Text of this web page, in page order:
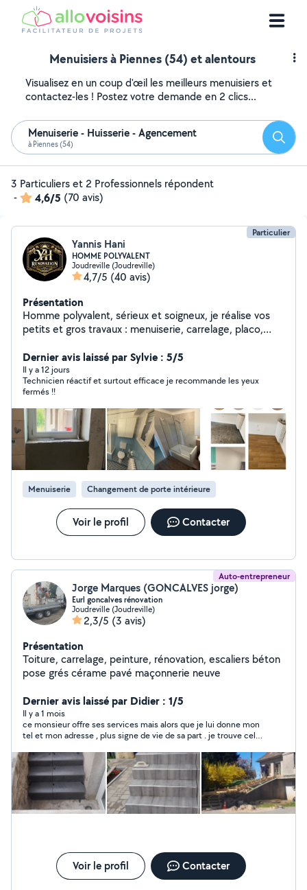
Menuisiers à Piennes (54) et alentours
Visualisez en un coup d'œil les meilleurs menuisiers et
contactez-les ! Postez votre demande en 2 clics...
Menuiserie - Huisserie - Agencement
à Piennes (54)
3 Particuliers et 2 Professionnels répondent
-
4,6/5 (70 avis)
Particulier
Yannis Hani
HOMME POLYVALENT
Joudreville (Joudreville)
4,7/5 (40 avis)
Présentation
Homme polyvalent, sérieux et soigneux, je réalise vos
petits et gros travaux : menuiserie, carrelage, placo,
et dépannages divers. Travail propre, tarifs raisonnables
et disponibilité rapide. N'hésitez pas à me contacter
pour discuter de votre besoin.
Dernier avis laissé par Sylvie : 5/5
Il y a 12 jours
Technicien réactif et surtout efficace je recommande les yeux
fermés !!
Menuiserie Changement de porte intérieure
Voir le profil Contacter
Auto-entrepreneur
Jorge Marques (GONCALVES jorge)
Eurl goncalves rénovation
Joudreville (Joudreville)
2,3/5 (3 avis)
Présentation
Toiture, carrelage, peinture, rénovation, escaliers béton
pose grés cérame pavé maçonnerie neuve
Dernier avis laissé par Didier : 1/5
Il y a 1 mois
ce monsieur offre ses services mais alors que je lui donne mon
tel et mon adresse , plus signe de vie de sa part . je trouve cela
de tel.
Voir le profil Contacter